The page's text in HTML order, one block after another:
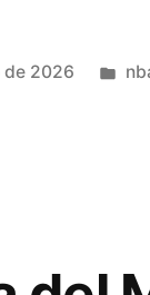
de 2026